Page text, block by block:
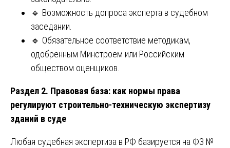
🔹 Возможность допроса эксперта в судебном
заседании.
🔹 Обязательное соответствие методикам,
одобренным Минстроем или Российским
обществом оценщиков.
Раздел 2. Правовая база: как нормы права
регулируют строительно-техническую экспертизу
зданий в суде
Любая судебная экспертиза в РФ базируется на ФЗ №